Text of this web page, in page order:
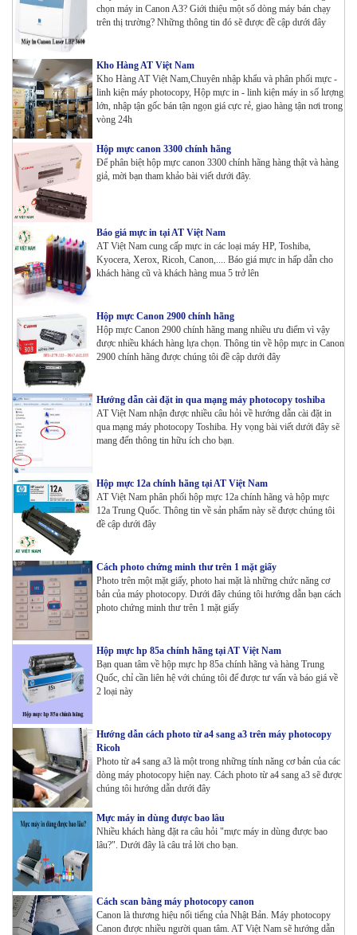
chọn máy in Canon A3? Giới thiệu một số dòng máy bán chạy
trên thị trường? Những thông tin đó sẽ được đề cập dưới đây
Kho Hàng AT Việt Nam
Kho Hàng AT Việt Nam,Chuyên nhập khẩu và phân phối mực -
linh kiện máy photocopy, Hộp mực in - linh kiện máy in số lượng
lớn, nhập tận gốc bán tận ngọn giá cực rẻ, giao hàng tận nơi trong
vòng 24h
Hộp mực canon 3300 chính hãng
Để phân biệt hộp mực canon 3300 chính hãng hàng thật và hàng
giả, mời bạn tham khảo bài viết dưới đây.
Báo giá mực in tại AT Việt Nam
AT Việt Nam cung cấp mực in các loại máy HP, Toshiba,
Kyocera, Xerox, Ricoh, Canon,.... Báo giá mực in hấp dẫn cho
khách hàng cũ và khách hàng mua 5 trở lên
Hộp mực Canon 2900 chính hãng
Hộp mực Canon 2900 chính hãng mang nhiều ưu điểm vì vậy
được nhiều khách hàng lựa chọn. Thông tin về hộp mực in Canon
2900 chính hãng được chúng tôi đề cập dưới đây
Hướng dẫn cài đặt in qua mạng máy photocopy toshiba
AT Việt Nam nhận được nhiều câu hỏi về hướng dẫn cài đặt in
qua mạng máy photocopy Toshiba. Hy vọng bài viết dưới đây sẽ
mang đến thông tin hữu ích cho bạn.
Hộp mực 12a chính hãng tại AT Việt Nam
AT Việt Nam phân phối hộp mực 12a chính hãng và hộp mực
12a Trung Quốc. Thông tin về sản phẩm này sẽ được chúng tôi
đề cập dưới đây
Cách photo chứng minh thư trên 1 mặt giấy
Photo trên một mặt giấy, photo hai mặt là những chức năng cơ
bản của máy photocopy. Dưới đây chúng tôi hướng dẫn bạn cách
photo chứng minh thư trên 1 mặt giấy
Hộp mực hp 85a chính hãng tại AT Việt Nam
Bạn quan tâm về hộp mực hp 85a chính hãng và hàng Trung
Quốc, chỉ cần liên hệ với chúng tôi để được tư vấn và báo giá về
2 loại này
Hướng dẫn cách photo từ a4 sang a3 trên máy photocopy
Ricoh
Photo từ a4 sang a3 là một trong những tính năng cơ bản của các
dòng máy photocopy hiện nay. Cách photo từ a4 sang a3 sẽ được
chúng tôi hướng dẫn dưới đây
Mực máy in dùng được bao lâu
Nhiều khách hàng đặt ra câu hỏi "mực máy in dùng được bao
lâu?". Dưới đây là câu trả lời cho bạn.
Cách scan bằng máy photocopy canon
Canon là thương hiệu nổi tiếng của Nhật Bản. Máy photocopy
Canon được nhiều người quan tâm. AT Việt Nam sẽ hướng dẫn